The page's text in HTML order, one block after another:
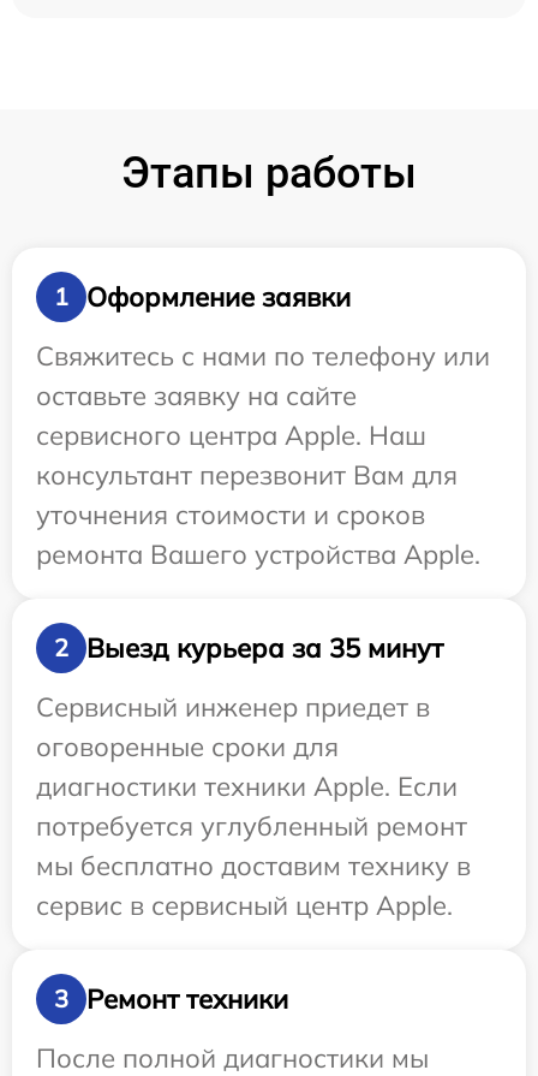
Этапы работы
1
Оформление заявки
Свяжитесь с нами по телефону или
оставьте заявку на сайте
сервисного центра Apple. Наш
консультант перезвонит Вам для
уточнения стоимости и сроков
ремонта Вашего устройства Apple.
2
Выезд курьера за 35 минут
Сервисный инженер приедет в
оговоренные сроки для
диагностики техники Apple. Если
потребуется углубленный ремонт
мы бесплатно доставим технику в
сервис в сервисный центр Apple.
3
Ремонт техники
После полной диагностики мы